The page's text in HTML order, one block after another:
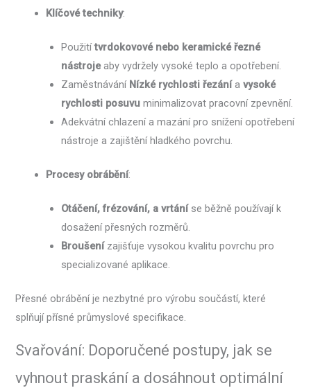
Klíčové techniky:
Použitítvrdokovové nebo keramické řezné
nástrojeaby vydržely vysoké teplo a opotřebení.
Zaměstnávání Nízké rychlosti řezáníavysoké
rychlosti posuvu minimalizovat pracovní zpevnění.
Adekvátní chlazení a mazání pro snížení opotřebení
nástroje a zajištění hladkého povrchu.
Procesy obrábění:
Otáčení, frézování, a vrtáníse běžně používají k
dosažení přesných rozměrů.
Broušenízajišťuje vysokou kvalitu povrchu pro
specializované aplikace.
Přesné obrábění je nezbytné pro výrobu součástí, které
splňují přísné průmyslové specifikace.
Svařování: Doporučené postupy, jak se
vyhnout praskání a dosáhnout optimální